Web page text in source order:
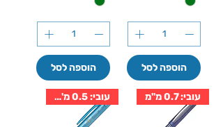
הוספה לסל הוספה לסל
עובי: 0.7 מ''מ עובי: 0.5 מ''מ